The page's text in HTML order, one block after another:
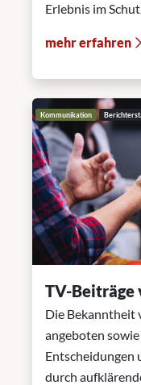
Erlebnis im
mehr erfahren
Kommunikation
TV-
Die Bekanntheit
angeboten
Entscheidungen
durch